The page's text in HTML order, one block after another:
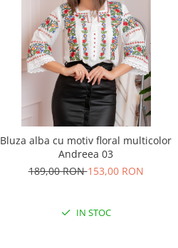
Bluza alba cu motiv floral multicolor
Andreea 03
189,00 RON153,00 RON
IN STOC